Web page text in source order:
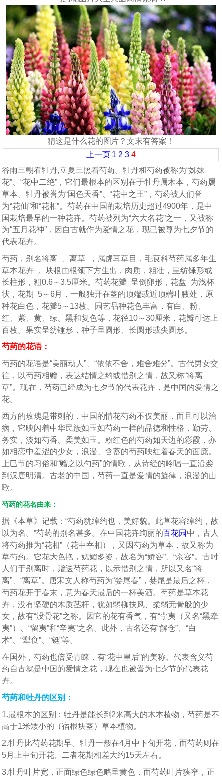
猜这是什么花的图片？文末有答案！
上一页 1 2 3 4
谷雨三朝看牡丹,立夏三照看芍药。牡丹和芍药被称为“姊妹
花”、“花中二绝”，它们最根本的区别在于牡丹属木本，芍药属
草本。牡丹被誉为“国色天香”、“花中之王”，芍药被人们誉
为“花仙”和“花相”。芍药在中国的栽培历史超过4900年，是中
国栽培最早的一种花卉。芍药被列为“六大名花”之一，又被称
为“五月花神”，因自古就作为爱情之花，现已被尊为七夕节的
代表花卉。
芍药，别名将离 、离草 ，属虎耳草目，毛茛科芍药属多年生
草本花卉 。块根由根颈下方生出，肉质，粗壮，呈纺锤形或
长柱形，粗0.6～3.5厘米。芍药花瓣 呈倒卵形，花盘 为浅杯
状，花期 5～6月，一般独开在茎的顶端或近顶端叶腋处，原
种花白色，花瓣5～13枚。园艺品种花色丰富，有白、粉、
红、紫、黄、绿、黑和复色等，花径10～30厘米，花瓣可达上
百枚。果实呈纺锤形，种子呈圆形、长圆形或尖圆形。
芍药的花语：
芍药的花语是“美丽动人”、“依依不舍，难舍难分”。古代男女交
往，以芍药相赠，表达结情之约或惜别之情，故又称“将离
草”。现在，芍药已经成为七夕节的代表花卉，是中国的爱情之
花。
西方的玫瑰是带刺的，中国的情花芍药不仅美丽，而且可以治
病，它映闪着中华民族如玉如芍药一样的品德和性格，勤劳、
务实，淡如芍香、柔美如玉。粉红色的芍药如天边的彩霞，亦
如相恋中羞涩的少女，浪漫、含蓄的芍药映红着春天的面庞。
上巳节的习俗和“赠之以勺药”的情歌，从诗经的吟唱一直沿袭
到汉唐明清。古老的中国，芍药一直是爱情的旋律，浪漫的山
歌。
芍药的花名由来：
据《本草》记载：“芍药犹绰约也，美好貌。此草花容绰约，故
以为名。”芍药的别名甚多。在中国花卉绚丽的百花园 中，古人
将芍药推为“花相”（花中宰相），又因芍药为草本，故又称为
草芍药。它花大色艳，妩媚多姿，故名为“娇容”、“余容”。古时
人们于别离时，赠送芍药花，以示惜别之情，所以又名“将
离”、“离草”。唐宋文人称芍药为“婪尾春”，婪尾是最后之杯，
芍药花开于春末，意为春天最后的一杯美酒。芍药是草本花
卉，没有坚硬的木质茎杆，犹如弱柳扶风、柔弱无骨般的少
女，故有“没骨花”之称。因它的花有香气，有“挛夷（又名“黑牵
夷”）、“留夷”和“辛夷”之名。此外，古名还有“解仓”、“白
术”、“犁食”、“铤”等。
在国外，芍药也倍受青睐，有“花中皇后”的美称。代表含义芍
药自古就是中国的爱情之花，现在也被誉为七夕节的代表花
卉。
芍药和牡丹的区别：
1.最根本的区别：牡丹是能长到2米高大的木本植物，芍药是不
高于1米矮小的（宿根块茎）草本植物。
2.牡丹比芍药花期早。牡丹一般在4月中下旬开花，而芍药则在
5月上中旬开花。二者花期相差大约15天左右。
3.牡丹叶片宽，正面绿色绿色略呈黄色，而芍药叶片狭窄，正